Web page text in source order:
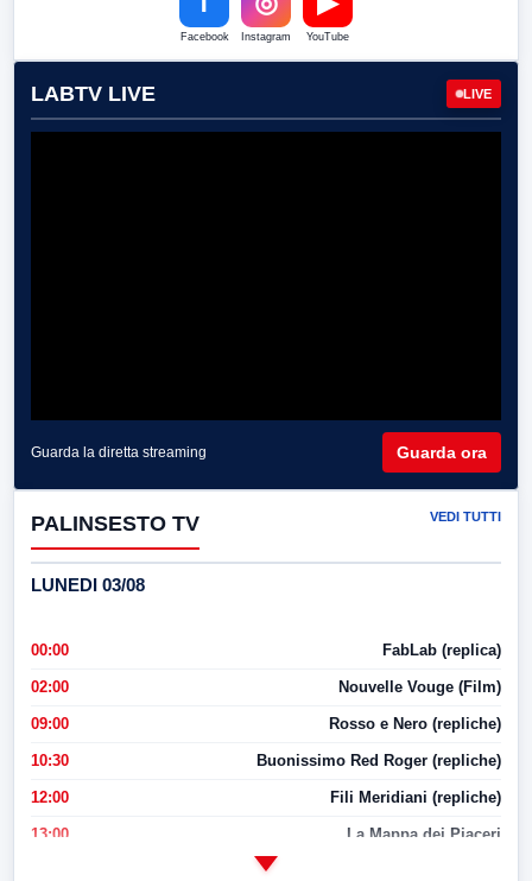
Facebook Instagram YouTube
LABTV LIVE LIVE
Guarda la diretta streaming Guarda ora
PALINSESTO TV VEDI TUTTI
LUNEDI 03/08
00:00 FabLab (replica)
02:00 Nouvelle Vouge (Film)
09:00 Rosso e Nero (repliche)
10:30 Buonissimo Red Roger (repliche)
12:00 Fili Meridiani (repliche)
13:00 La Mappa dei Piaceri